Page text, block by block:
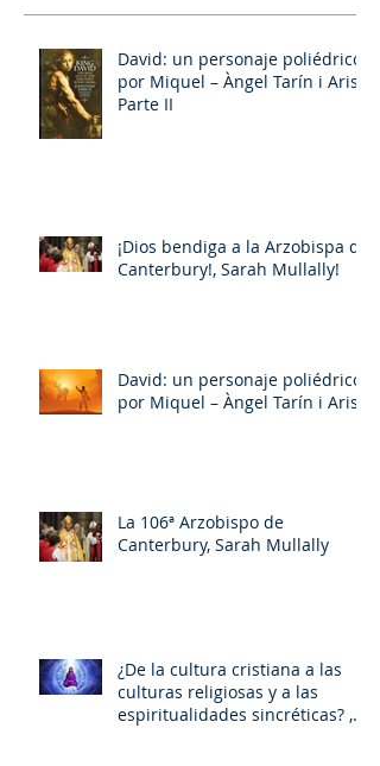
David: un personaje poliédrico,
por Miquel – Àngel Tarín i Arisó
Parte II
¡Dios bendiga a la Arzobispa de
Canterbury!, Sarah Mullally!
David: un personaje poliédrico,
por Miquel – Àngel Tarín i Arisó
La 106ª Arzobispo de
Canterbury, Sarah Mullally
¿De la cultura cristiana a las
culturas religiosas y a las
espiritualidades sincréticas? ,